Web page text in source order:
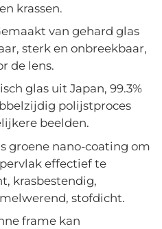
krassen.
van gehard glas
sterk en onbreekbaar,
de lens.
glas uit Japan, 99.3%
polijstproces
beelden.
groene nano-coating om
effectief te
krasbestendig,
stofdicht.
frame kan